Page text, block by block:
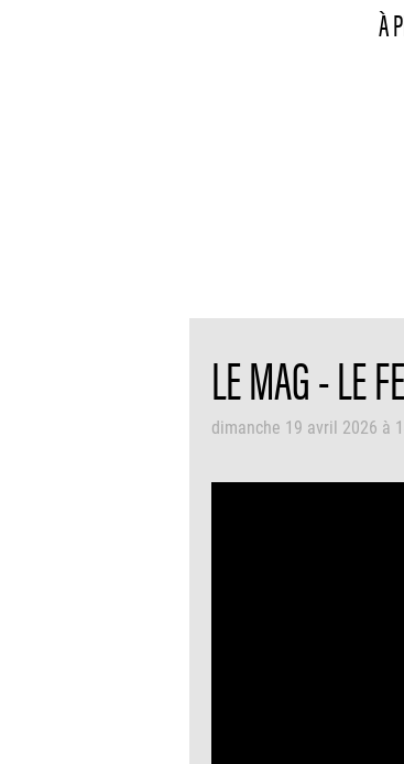
À
LE MAG - LE
dimanche 19 avril 2026 à